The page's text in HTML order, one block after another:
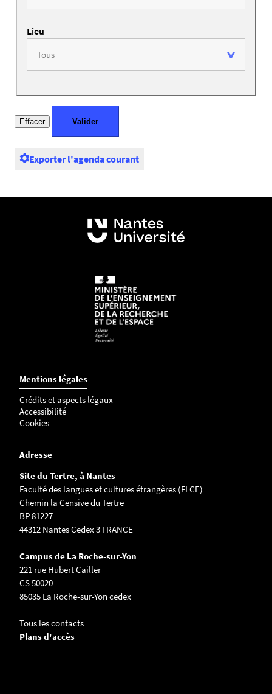
Lieu
Exporter l'agenda courant
Mentions légales
Crédits et aspects légaux
Accessibilité
Cookies
Adresse
Site du Tertre, à Nantes
Faculté des langues et cultures étrangères (FLCE)
Chemin la Censive du Tertre
BP 81227
44312 Nantes Cedex 3 FRANCE
Campus de La Roche-sur-Yon
221 rue Hubert Cailler
CS 50020
85035 La Roche-sur-Yon cedex
Tous les contacts
Plans d'accès